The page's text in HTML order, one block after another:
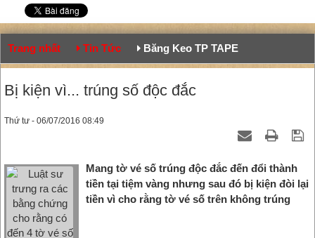
Trang nhất Tin Tức Băng Keo TP TAPE
Bị kiện vì... trúng số độc đắc
Thứ tư - 06/07/2016 08:49
Mang tờ vé số trúng độc đắc đến đổi thành
tiền tại tiệm vàng nhưng sau đó bị kiện đòi lại
tiền vì cho rằng tờ vé số trên không trúng